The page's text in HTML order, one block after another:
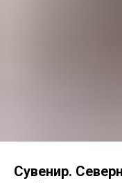
Сувенир.